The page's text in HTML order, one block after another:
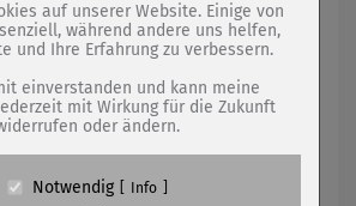
Finale für Antenne
PHP Session Cookie
Eigentümer dieser Website (Wenko-
Wenselaar GmbH & Co. KG)
Absicherung Kontaktformular / SPAM
auf unserer Website. Einige von
während andere uns helfen,
und Ihre Erfahrung zu verbessern.
einverstanden und kann meine
mit Wirkung für die Zukunft
oder ändern.
Notwendig Info